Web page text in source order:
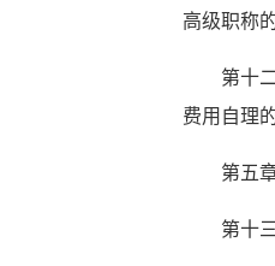
高级职称
第十
费用自理
第五
第十